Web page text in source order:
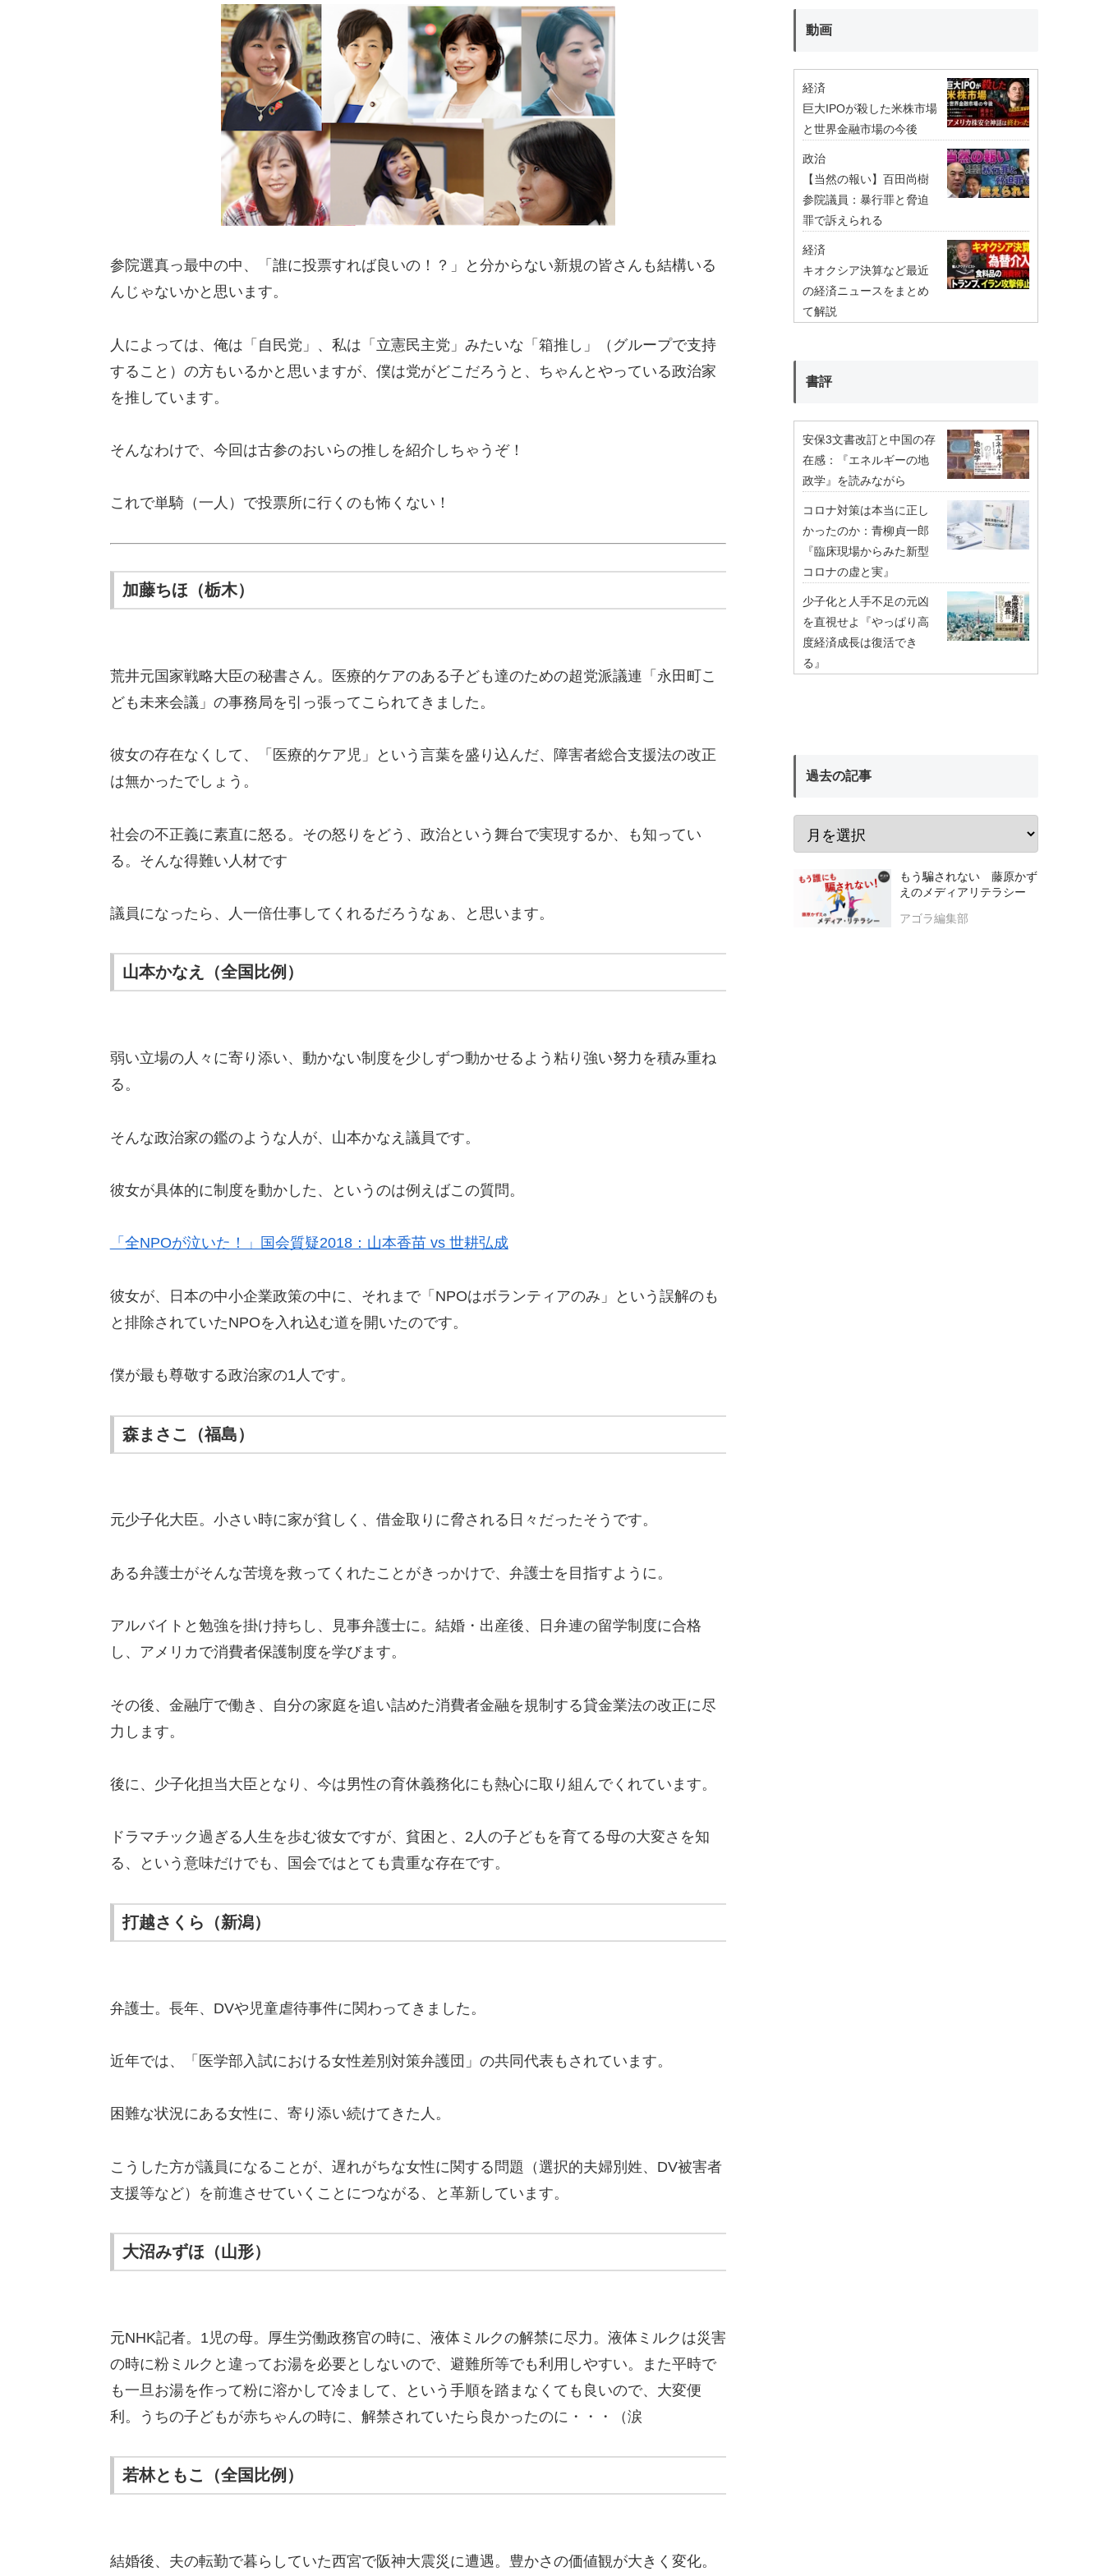
参院選真っ最中の中、「誰に投票すれば良いの！？」と分からない新規の皆さんも結構いる
んじゃないかと思います。
人によっては、俺は「自民党」、私は「立憲民主党」みたいな「箱推し」（グループで支持
すること）の方もいるかと思いますが、僕は党がどこだろうと、ちゃんとやっている政治家
を推しています。
そんなわけで、今回は古参のおいらの推しを紹介しちゃうぞ！
これで単騎（一人）で投票所に行くのも怖くない！
加藤ちほ（栃木）
荒井元国家戦略大臣の秘書さん。医療的ケアのある子ども達のための超党派議連「永田町こ
ども未来会議」の事務局を引っ張ってこられてきました。
彼女の存在なくして、「医療的ケア児」という言葉を盛り込んだ、障害者総合支援法の改正
は無かったでしょう。
社会の不正義に素直に怒る。その怒りをどう、政治という舞台で実現するか、も知ってい
る。そんな得難い人材です
議員になったら、人一倍仕事してくれるだろうなぁ、と思います。
山本かなえ（全国比例）
弱い立場の人々に寄り添い、動かない制度を少しずつ動かせるよう粘り強い努力を積み重ね
る。
そんな政治家の鑑のような人が、山本かなえ議員です。
彼女が具体的に制度を動かした、というのは例えばこの質問。
「全NPOが泣いた！」国会質疑2018：山本香苗 vs 世耕弘成
彼女が、日本の中小企業政策の中に、それまで「NPOはボランティアのみ」という誤解のも
と排除されていたNPOを入れ込む道を開いたのです。
僕が最も尊敬する政治家の1人です。
森まさこ（福島）
元少子化大臣。小さい時に家が貧しく、借金取りに脅される日々だったそうです。
ある弁護士がそんな苦境を救ってくれたことがきっかけで、弁護士を目指すように。
アルバイトと勉強を掛け持ちし、見事弁護士に。結婚・出産後、日弁連の留学制度に合格
し、アメリカで消費者保護制度を学びます。
その後、金融庁で働き、自分の家庭を追い詰めた消費者金融を規制する貸金業法の改正に尽
力します。
後に、少子化担当大臣となり、今は男性の育休義務化にも熱心に取り組んでくれています。
ドラマチック過ぎる人生を歩む彼女ですが、貧困と、2人の子どもを育てる母の大変さを知
る、という意味だけでも、国会ではとても貴重な存在です。
打越さくら（新潟）
弁護士。長年、DVや児童虐待事件に関わってきました。
近年では、「医学部入試における女性差別対策弁護団」の共同代表もされています。
困難な状況にある女性に、寄り添い続けてきた人。
こうした方が議員になることが、遅れがちな女性に関する問題（選択的夫婦別姓、DV被害者
支援等など）を前進させていくことにつながる、と革新しています。
大沼みずほ（山形）
元NHK記者。1児の母。厚生労働政務官の時に、液体ミルクの解禁に尽力。液体ミルクは災害
の時に粉ミルクと違ってお湯を必要としないので、避難所等でも利用しやすい。また平時で
も一旦お湯を作って粉に溶かして冷まして、という手順を踏まなくても良いので、大変便
利。うちの子どもが赤ちゃんの時に、解禁されていたら良かったのに・・・（涙
若林ともこ（全国比例）
結婚後、夫の転勤で暮らしていた西宮で阪神大震災に遭遇。豊かさの価値観が大きく変化。
動画
経済
巨大IPOが殺した米株市場
と世界金融市場の今後
政治
【当然の報い】百田尚樹
参院議員：暴行罪と脅迫
罪で訴えられる
経済
キオクシア決算など最近
の経済ニュースをまとめ
て解説
書評
安保3文書改訂と中国の存
在感：『エネルギーの地
政学』を読みながら
コロナ対策は本当に正し
かったのか：青柳貞一郎
『臨床現場からみた新型
コロナの虚と実』
少子化と人手不足の元凶
を直視せよ『やっぱり高
度経済成長は復活でき
る』
過去の記事
もう騙されない 藤原かず
えのメディアリテラシー
アゴラ編集部